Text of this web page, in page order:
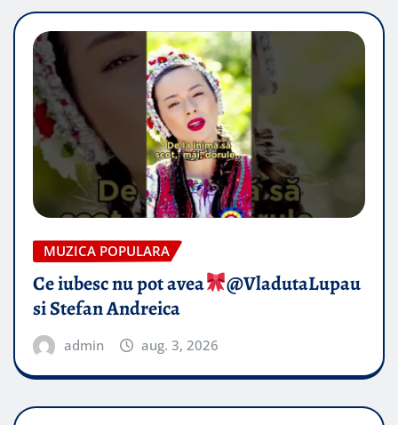
MUZICA POPULARA
Ce iubesc nu pot avea
​@VladutaLupau
si Stefan Andreica
admin aug. 3, 2026